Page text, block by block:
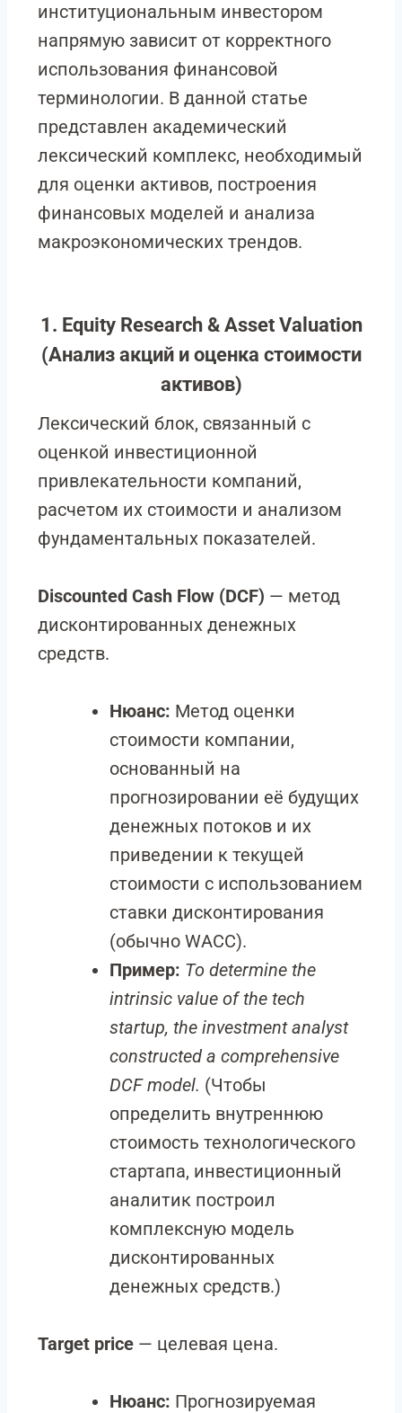
институциональным инвестором
напрямую зависит от корректного
использования финансовой
терминологии. В данной статье
представлен академический
лексический комплекс, необходимый
для оценки активов, построения
финансовых моделей и анализа
макроэкономических трендов.
1. Equity Research & Asset Valuation
(Анализ акций и оценка стоимости
активов)
Лексический блок, связанный с
оценкой инвестиционной
привлекательности компаний,
расчетом их стоимости и анализом
фундаментальных показателей.
Discounted Cash Flow (DCF) — метод
дисконтированных денежных
средств.
Нюанс: Метод оценки
стоимости компании,
основанный на
прогнозировании её будущих
денежных потоков и их
приведении к текущей
стоимости с использованием
ставки дисконтирования
(обычно WACC).
Пример: To determine the
intrinsic value of the tech
startup, the investment analyst
constructed a comprehensive
DCF model. (Чтобы
определить внутреннюю
стоимость технологического
стартапа, инвестиционный
аналитик построил
комплексную модель
дисконтированных
денежных средств.)
Target price — целевая цена.
Нюанс: Прогнозируемая